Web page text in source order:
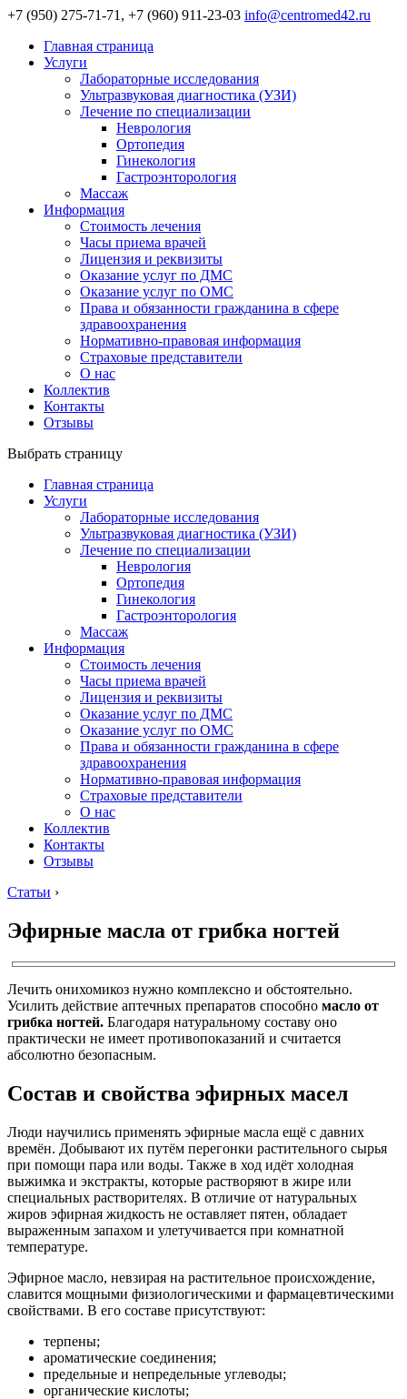
+7 (950) 275-71-71, +7 (960) 911-23-03 info@centromed42.ru
Главная страница
Услуги
Лабораторные исследования
Ультразвуковая диагностика (УЗИ)
Лечение по специализации
Неврология
Ортопедия
Гинекология
Гастроэнторология
Массаж
Информация
Стоимость лечения
Часы приема врачей
Лицензия и реквизиты
Оказание услуг по ДМС
Оказание услуг по ОМС
Права и обязанности гражданина в сфере
здравоохранения
Нормативно-правовая информация
Страховые представители
О нас
Коллектив
Контакты
Отзывы
Выбрать страницу
Главная страница
Услуги
Лабораторные исследования
Ультразвуковая диагностика (УЗИ)
Лечение по специализации
Неврология
Ортопедия
Гинекология
Гастроэнторология
Массаж
Информация
Стоимость лечения
Часы приема врачей
Лицензия и реквизиты
Оказание услуг по ДМС
Оказание услуг по ОМС
Права и обязанности гражданина в сфере
здравоохранения
Нормативно-правовая информация
Страховые представители
О нас
Коллектив
Контакты
Отзывы
Статьи ›
Эфирные масла от грибка ногтей
Лечить онихомикоз нужно комплексно и обстоятельно.
Усилить действие аптечных препаратов способно масло от
грибка ногтей. Благодаря натуральному составу оно
практически не имеет противопоказаний и считается
абсолютно безопасным.
Состав и свойства эфирных масел
Люди научились применять эфирные масла ещё с давних
времён. Добывают их путём перегонки растительного сырья
при помощи пара или воды. Также в ход идёт холодная
выжимка и экстракты, которые растворяют в жире или
специальных растворителях. В отличие от натуральных
жиров эфирная жидкость не оставляет пятен, обладает
выраженным запахом и улетучивается при комнатной
температуре.
Эфирное масло, невзирая на растительное происхождение,
славится мощными физиологическими и фармацевтическими
свойствами. В его составе присутствуют:
терпены;
ароматические соединения;
предельные и непредельные углеводы;
органические кислоты;